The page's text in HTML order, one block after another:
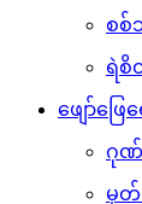
စစ်
ရဲစိ
ဖျော်ဖြေရ
ဂုဏ်
မှတ်